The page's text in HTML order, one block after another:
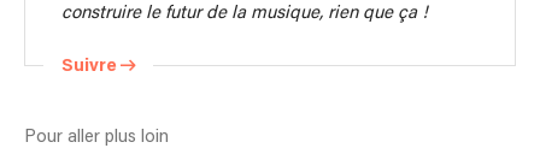
construire le futur de la musique, rien que ça !
Suivre
Pour aller plus loin